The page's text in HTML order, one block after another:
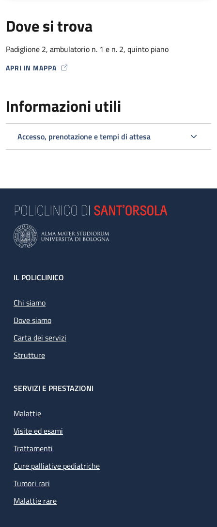
Dove si trova
Padiglione 2, ambulatorio n. 1 e n. 2, quinto piano
APRI IN MAPPA
MAP ICON
Informazioni utili
Accesso, prenotazione e tempi di attesa
Footer
IL POLICLINICO
Chi siamo
Dove siamo
Carta dei servizi
Strutture
SERVIZI E PRESTAZIONI
Malattie
Visite ed esami
Trattamenti
Cure palliative pediatriche
Tumori rari
Malattie rare